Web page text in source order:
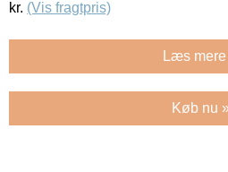
kr. (Vis fragtpris)
Læs
Køb nu